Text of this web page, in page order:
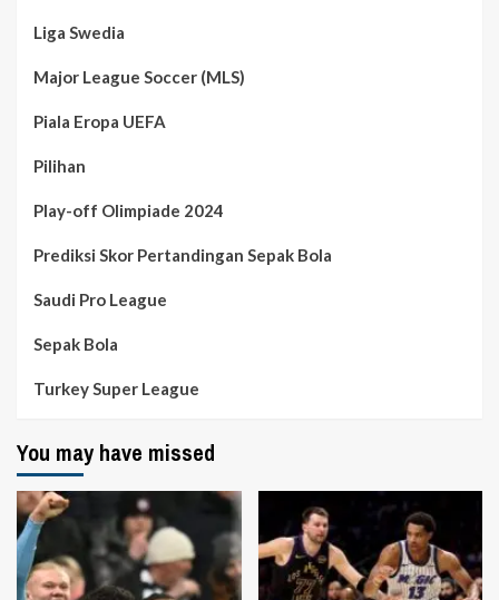
Liga Swedia
Major League Soccer (MLS)
Piala Eropa UEFA
Pilihan
Play-off Olimpiade 2024
Prediksi Skor Pertandingan Sepak Bola
Saudi Pro League
Sepak Bola
Turkey Super League
You may have missed